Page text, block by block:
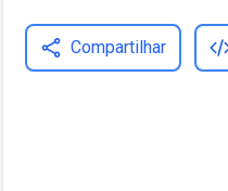
Compartilhar